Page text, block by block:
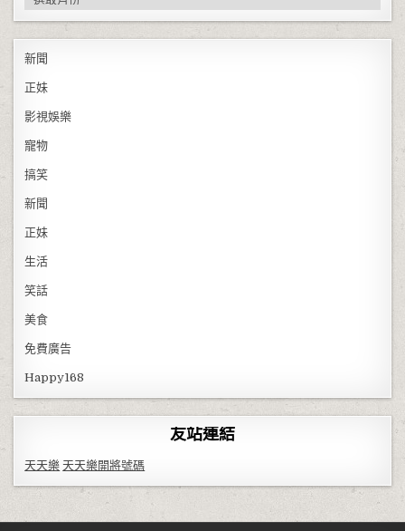
新聞
正妹
影視娛樂
寵物
搞笑
新聞
正妹
生活
笑話
美食
免費廣告
Happy168
友站連結
天天樂 天天樂開將號碼